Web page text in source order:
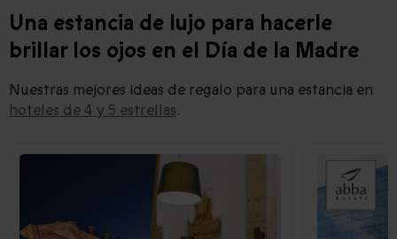
Una estancia de lujo para hacerle
brillar los ojos en el Día de la Madre
Nuestras mejores ideas de regalo para una estancia en
hoteles de 4 y 5 estrellas.